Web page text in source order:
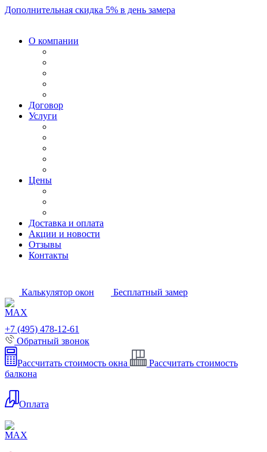
Дополнительная скидка 5% в день замера
О компании
Договор
Услуги
Цены
Доставка и оплата
Акции и новости
Отзывы
Контакты
Калькулятор окон Бесплатный замер
+7 (495) 478-12-61
Обратный звонок
Рассчитать стоимость окна
Рассчитать стоимость
балкона
Оплата